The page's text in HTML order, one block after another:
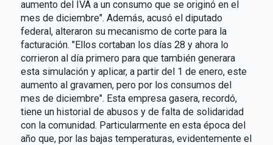
aumento del IVA a un consumo que se originó en el
mes de diciembre". Además, acusó el diputado
federal, alteraron su mecanismo de corte para la
facturación. "Ellos cortaban los días 28 y ahora lo
corrieron al día primero para que también generara
esta simulación y aplicar, a partir del 1 de enero, este
aumento al gravamen, pero por los consumos del
mes de diciembre". Esta empresa gasera, recordó,
tiene un historial de abusos y de falta de solidaridad
con la comunidad. Particularmente en esta época del
año que, por las bajas temperaturas, evidentemente el